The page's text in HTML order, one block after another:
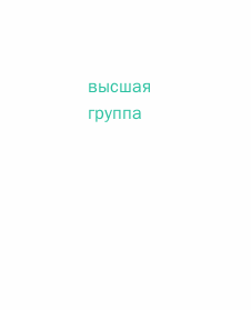
высшая
группа